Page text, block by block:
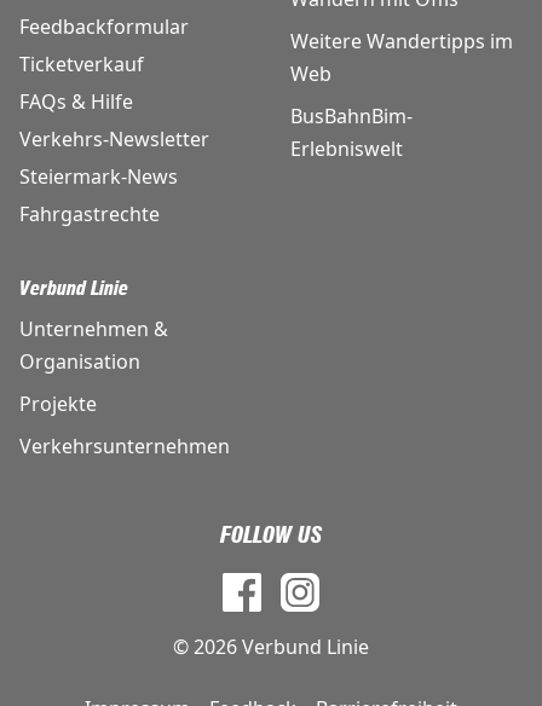
Feedbackformular
Ticketverkauf
FAQs & Hilfe
Verkehrs-Newsletter
Steiermark-News
Fahrgastrechte
Weitere Wandertipps im
Web
BusBahnBim-
Erlebniswelt
Verbund Linie
Unternehmen &
Organisation
Projekte
Verkehrsunternehmen
FOLLOW US
© 2026 Verbund Linie